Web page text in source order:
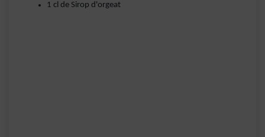
1 cl de Sirop d'orgeat